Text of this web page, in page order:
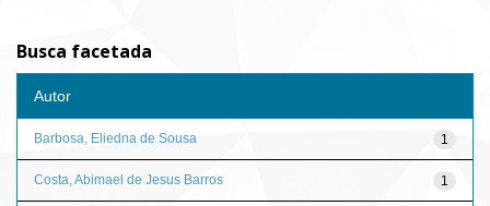
Busca facetada
Autor
1
Barbosa, Eliedna de Sousa
1
Costa, Abimael de Jesus Barros